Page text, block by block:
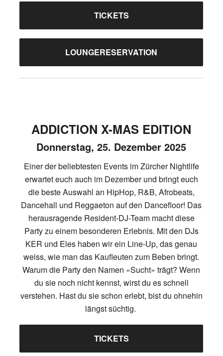
TICKETS
LOUNGERESERVATION
ADDICTION X-MAS EDITION
Donnerstag, 25. Dezember 2025
Einer der beliebtesten Events im Zürcher Nightlife
erwartet euch auch im Dezember und bringt euch
die beste Auswahl an HipHop, R&B, Afrobeats,
Dancehall und Reggaeton auf den Dancefloor! Das
herausragende Resident-DJ-Team macht diese
Party zu einem besonderen Erlebnis. Mit den DJs
KER und Eles haben wir ein Line-Up, das genau
weiss, wie man das Kaufleuten zum Beben bringt.
Warum die Party den Namen «Sucht» trägt? Wenn
du sie noch nicht kennst, wirst du es schnell
verstehen. Hast du sie schon erlebt, bist du ohnehin
längst süchtig.
TICKETS